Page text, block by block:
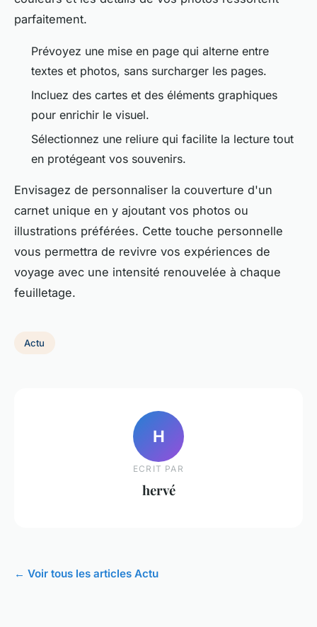
parfaitement.
Prévoyez une mise en page qui alterne entre
textes et photos, sans surcharger les pages.
Incluez des cartes et des éléments graphiques
pour enrichir le visuel.
Sélectionnez une reliure qui facilite la lecture tout
en protégeant vos souvenirs.
Envisagez de personnaliser la couverture d'un
carnet unique en y ajoutant vos photos ou
illustrations préférées. Cette touche personnelle
vous permettra de revivre vos expériences de
voyage avec une intensité renouvelée à chaque
feuilletage.
Actu
H
ECRIT PAR
hervé
← Voir tous les articles Actu